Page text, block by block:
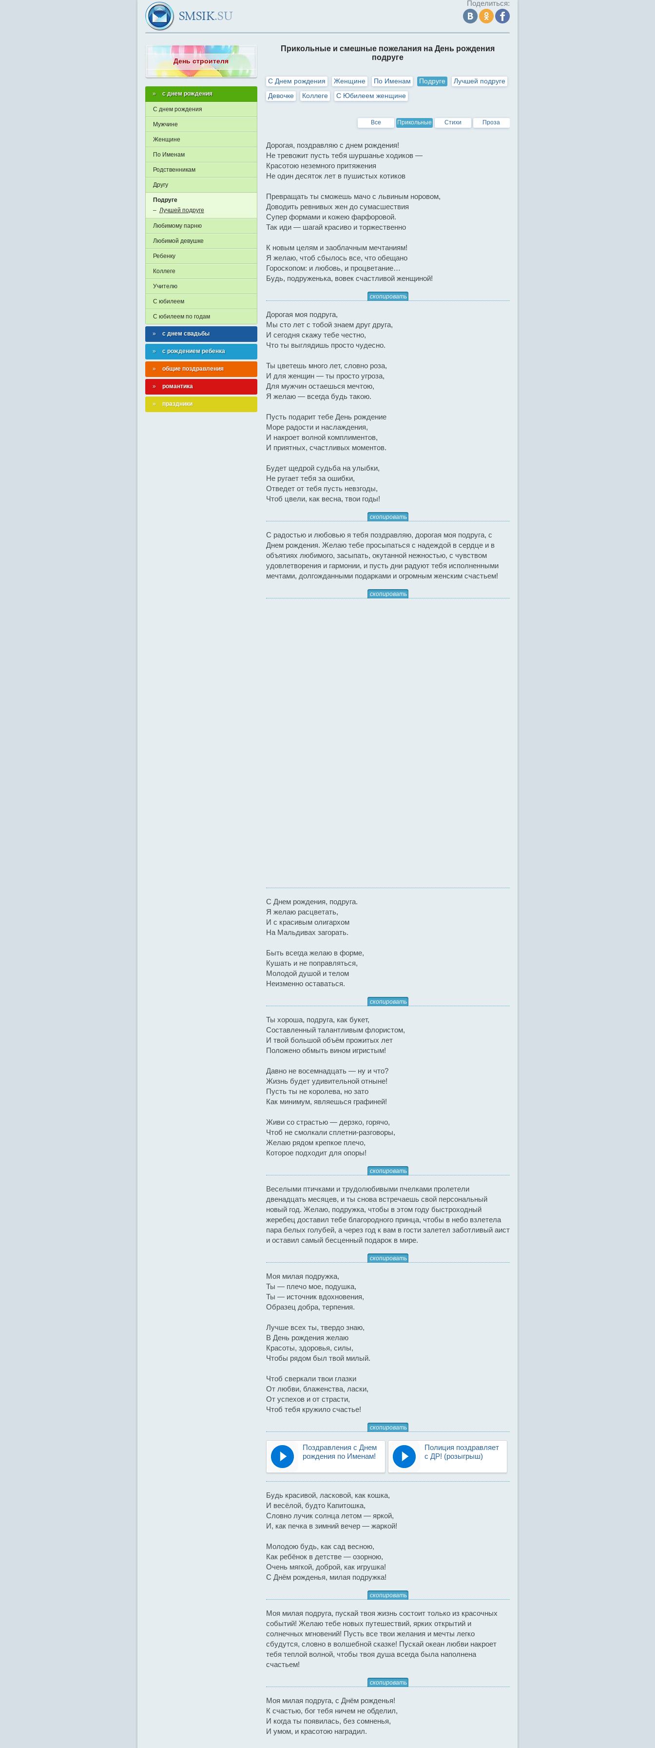
Поделиться:
Прикольные и смешные пожелания на День рождения
подруге
С Днем рождения Женщине По Именам Подруге
Лучшей подруге
Девочке
Коллеге С Юбилеем женщине
Все Прикольные Стихи Проза
Дорогая, поздравляю с днем рождения!
Не тревожит пусть тебя шуршанье ходиков —
Красотою неземного притяжения
Не один десяток лет в пушистых котиков
Превращать ты сможешь мачо с львиным норовом,
Доводить ревнивых жен до сумасшествия
Супер формами и кожею фарфоровой.
Так иди — шагай красиво и торжественно
К новым целям и заоблачным мечтаниям!
Я желаю, чтоб сбылось все, что обещано
Гороскопом: и любовь, и процветание…
Будь, подруженька, вовек счастливой женщиной!
скопировать
Дорогая моя подруга,
Мы сто лет с тобой знаем друг друга,
И сегодня скажу тебе честно,
Что ты выглядишь просто чудесно.
Ты цветешь много лет, словно роза,
И для женщин — ты просто угроза,
Для мужчин остаешься мечтою,
Я желаю — всегда будь такою.
Пусть подарит тебе День рождение
Море радости и наслаждения,
И накроет волной комплиментов,
И приятных, счастливых моментов.
Будет щедрой судьба на улыбки,
Не ругает тебя за ошибки,
Отведет от тебя пусть невзгоды,
Чтоб цвели, как весна, твои годы!
скопировать
С радостью и любовью я тебя поздравляю, дорогая моя подруга, с
Днем рождения. Желаю тебе просыпаться с надеждой в сердце и в
объятиях любимого, засыпать, окутанной нежностью, с чувством
удовлетворения и гармонии, и пусть дни радуют тебя исполненными
мечтами, долгожданными подарками и огромным женским счастьем!
скопировать
С Днем рождения, подруга.
Я желаю расцветать,
И с красивым олигархом
На Мальдивах загорать.
Быть всегда желаю в форме,
Кушать и не поправляться,
Молодой душой и телом
Неизменно оставаться.
скопировать
Ты хороша, подруга, как букет,
Составленный талантливым флористом,
И твой большой объём прожитых лет
Положено обмыть вином игристым!
Давно не восемнадцать — ну и что?
Жизнь будет удивительной отныне!
Пусть ты не королева, но зато
Как минимум, являешься графиней!
Живи со страстью — дерзко, горячо,
Чтоб не смолкали сплетни-разговоры,
Желаю рядом крепкое плечо,
Которое подходит для опоры!
скопировать
Веселыми птичками и трудолюбивыми пчелками пролетели
двенадцать месяцев, и ты снова встречаешь свой персональный
новый год. Желаю, подружка, чтобы в этом году быстроходный
жеребец доставил тебе благородного принца, чтобы в небо взлетела
пара белых голубей, а через год к вам в гости залетел заботливый аист
и оставил самый бесценный подарок в мире.
скопировать
Моя милая подружка,
Ты — плечо мое, подушка,
Ты — источник вдохновения,
Образец добра, терпения.
Лучше всех ты, твердо знаю,
В День рождения желаю
Красоты, здоровья, силы,
Чтобы рядом был твой милый.
Чтоб сверкали твои глазки
От любви, блаженства, ласки,
От успехов и от страсти,
Чтоб тебя кружило счастье!
скопировать
Поздравления с Днем
рождения по Именам!
Полиция поздравляет
с ДР! (розыгрыш)
Будь красивой, ласковой, как кошка,
И весёлой, будто Капитошка,
Словно лучик солнца летом — яркой,
И, как печка в зимний вечер — жаркой!
Молодою будь, как сад весною,
Как ребёнок в детстве — озорною,
Очень мягкой, доброй, как игрушка!
С Днём рожденья, милая подружка!
скопировать
Моя милая подруга, пускай твоя жизнь состоит только из красочных
событий! Желаю тебе новых путешествий, ярких открытий и
солнечных мгновений! Пусть все твои желания и мечты легко
сбудутся, словно в волшебной сказке! Пускай океан любви накроет
тебя теплой волной, чтобы твоя душа всегда была наполнена
счастьем!
скопировать
Моя милая подруга, с Днём рожденья!
К счастью, бог тебя ничем не обделил,
И когда ты появилась, без сомненья,
И умом, и красотою наградил.
День строителя
с днем рождения
С днем рождения
Мужчине
Женщине
По Именам
Родственникам
Другу
Подруге
– Лучшей подруге
Любимому парню
Любимой девушке
Ребенку
Коллеге
Учителю
С юбилеем
С юбилеем по годам
с днем свадьбы
с рождением ребенка
общие поздравления
романтика
праздники